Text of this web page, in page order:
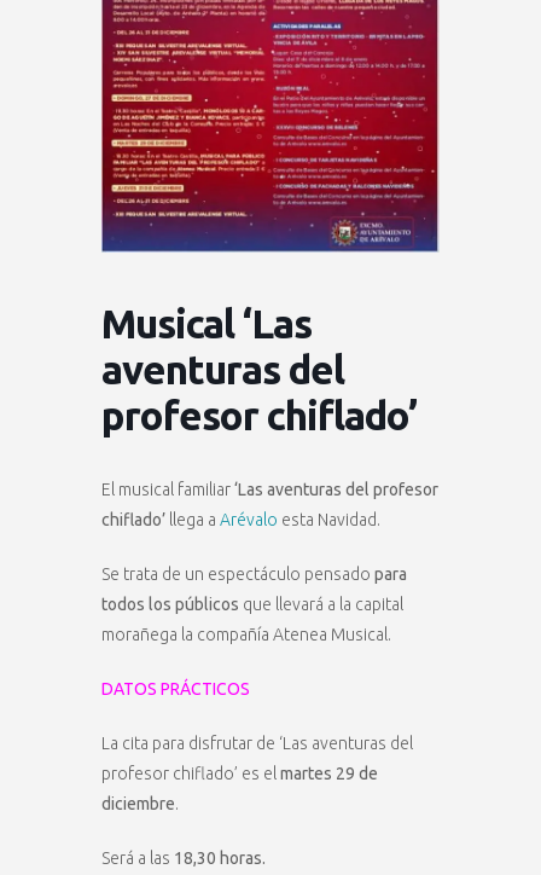
Musical ‘Las
aventuras del
profesor chiflado’
El musical familiar‘Las aventuras del profesor
chiflado’ llega a Arévalo esta Navidad.
Se trata de un espectáculo pensado para
todos los públicos que llevará a la capital
morañega la compañía Atenea Musical.
DATOS PRÁCTICOS
La cita para disfrutar de ‘Las aventuras del
profesor chiflado’ es el martes 29 de
diciembre.
Será a las 18,30 horas.